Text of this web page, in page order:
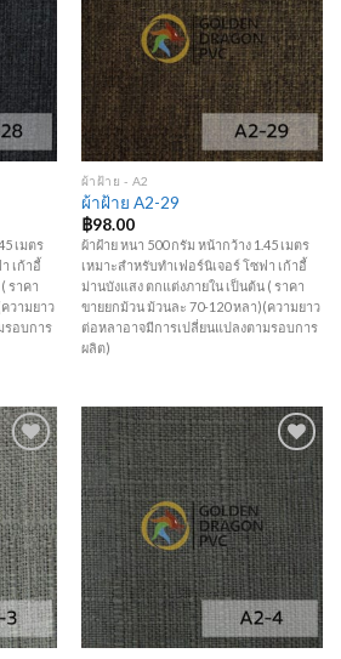
Add to
เมตร
เก้าอี้
ราคา
วามยาว
รอบการ
Add to
Wishlist
ผ้าฝ้าย - A2
ผ้าฝ้าย A2-29
฿98.00
ผ้าฝ้าย หนา 500 กรัม หน้ากว้าง 1.45 เมตร
เหมาะสำหรับทำเฟอร์นิเจอร์ โซฟา เก้าอี้
ม่านบังแสง ตกแต่งภายใน เป็นต้น ( ราคา
ขายยกม้วน ม้วนละ 70-120 หลา)(ความยาว
ต่อหลาอาจมีการเปลี่ยนแปลงตามรอบการ
ผลิต)
to
Add to
Wishlist